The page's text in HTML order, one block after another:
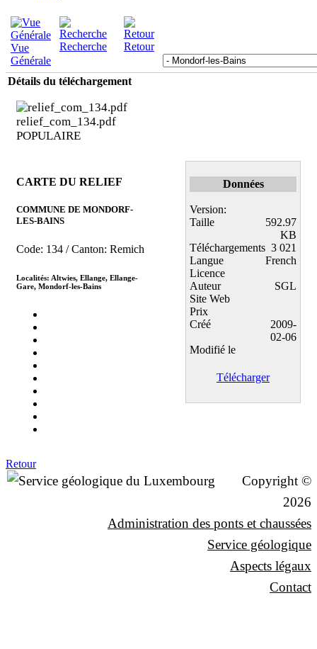
Vue
Générale
Recherche Retour
Détails du téléchargement
relief_com_134.pdf
POPULAIRE
CARTE DU RELIEF
COMMUNE DE MONDORF-
LES-BAINS
Code: 134 / Canton: Remich
Localités: Altwies, Ellange, Ellange-
Gare, Mondorf-les-Bains
Données
Version:
Taille
592.97
KB
Téléchargements 3 021
Langue
French
Licence
Auteur
SGL
Site Web
Prix
Créé
2009-
02-06
Modifié le
Télécharger
Retour
Copyright ©
2026
Administration des ponts et chaussées
Service géologique
Aspects légaux
Contact